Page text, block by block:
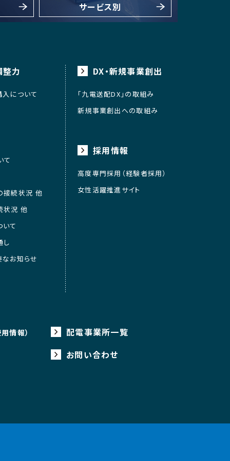
サービス別
整力
について
て
接続状況 他
状況 他
て
し
お知らせ
DX・新規事業創出
「九電送配DX」の取組み
新規事業創出への取組み
採用情報
高度専門採用（経験者採用）
女性活躍推進サイト
情報）
配電事業所一覧
お問い合わせ